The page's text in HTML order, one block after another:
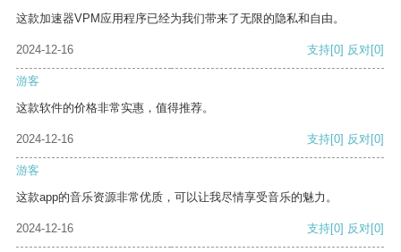
这款加速器VPM应用程序已经为我们带来了无限的隐私和自由。
2024-12-16 支持[0] 反对[0]
游客
这款软件的价格非常实惠，值得推荐。
2024-12-16 支持[0] 反对[0]
游客
这款app的音乐资源非常优质，可以让我尽情享受音乐的魅力。
2024-12-16 支持[0] 反对[0]